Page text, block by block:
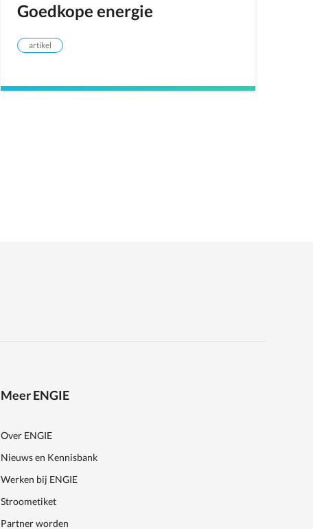
Goedkope energie
artikel
Meer ENGIE
Over ENGIE
Nieuws en Kennisbank
Werken bij ENGIE
Stroometiket
Partner worden